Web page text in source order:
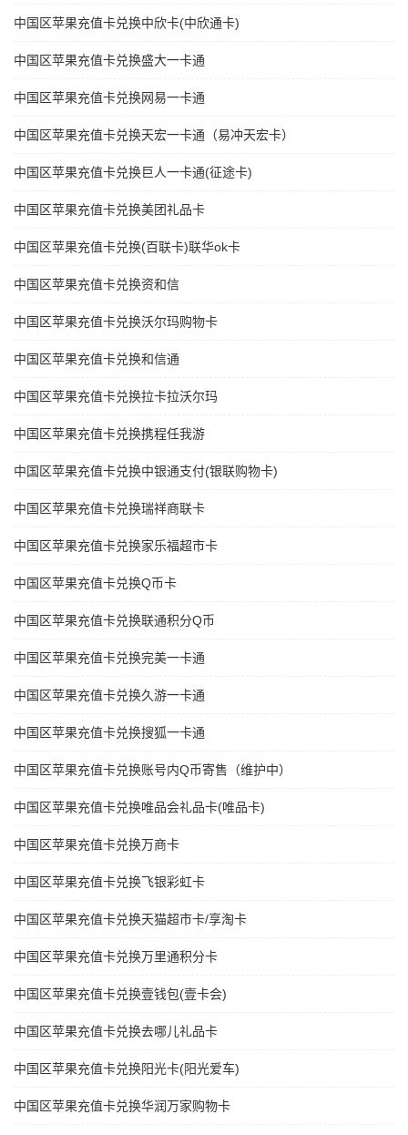
中国区苹果充值卡兑换中欣卡(中欣通卡)
中国区苹果充值卡兑换盛大一卡通
中国区苹果充值卡兑换网易一卡通
中国区苹果充值卡兑换天宏一卡通（易冲天宏卡）
中国区苹果充值卡兑换巨人一卡通(征途卡)
中国区苹果充值卡兑换美团礼品卡
中国区苹果充值卡兑换(百联卡)联华ok卡
中国区苹果充值卡兑换资和信
中国区苹果充值卡兑换沃尔玛购物卡
中国区苹果充值卡兑换和信通
中国区苹果充值卡兑换拉卡拉沃尔玛
中国区苹果充值卡兑换携程任我游
中国区苹果充值卡兑换中银通支付(银联购物卡)
中国区苹果充值卡兑换瑞祥商联卡
中国区苹果充值卡兑换家乐福超市卡
中国区苹果充值卡兑换Q币卡
中国区苹果充值卡兑换联通积分Q币
中国区苹果充值卡兑换完美一卡通
中国区苹果充值卡兑换久游一卡通
中国区苹果充值卡兑换搜狐一卡通
中国区苹果充值卡兑换账号内Q币寄售（维护中）
中国区苹果充值卡兑换唯品会礼品卡(唯品卡)
中国区苹果充值卡兑换万商卡
中国区苹果充值卡兑换飞银彩虹卡
中国区苹果充值卡兑换天猫超市卡/享淘卡
中国区苹果充值卡兑换万里通积分卡
中国区苹果充值卡兑换壹钱包(壹卡会)
中国区苹果充值卡兑换去哪儿礼品卡
中国区苹果充值卡兑换阳光卡(阳光爱车)
中国区苹果充值卡兑换华润万家购物卡